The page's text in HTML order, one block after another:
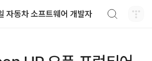
자동차 소프트웨어 개발자